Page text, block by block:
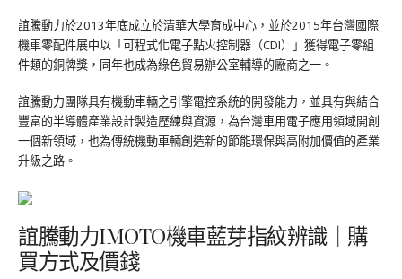
誼騰動力於2013年底成立於清華大學育成中心，並於2015年台灣國際
機車零配件展中以「可程式化電子點火控制器（CDI）」獲得電子零組
件類的銅牌獎，同年也成為綠色貿易辦公室輔導的廠商之一。
誼騰動力團隊具有機動車輛之引擎電控系統的開發能力，並具有與結合
豐富的半導體產業設計製造歷練與資源，為台灣車用電子應用領域開創
一個新領域，也為傳統機動車輛創造新的節能環保與高附加價值的產業
升級之路。
誼騰動力IMOTO機車藍芽指紋辨識｜購
買方式及價錢